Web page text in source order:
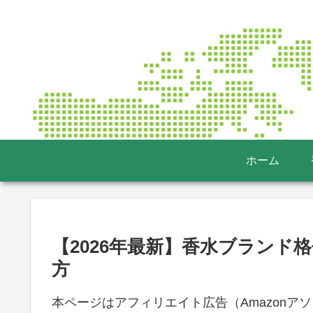
ホーム
【2026年最新】香水ブランド
方
本ページはアフィリエイト広告（Amazonア